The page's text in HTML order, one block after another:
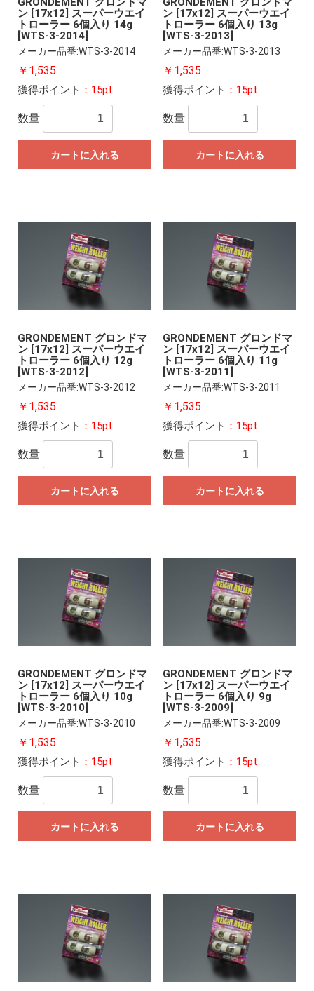
ン [17x12] スーパーウエイ
トローラー 6個入り 14g
[WTS-3-2014]
メーカー品番:WTS-3-2014
￥1,535
獲得ポイント ：15pt
数量
カートに入れる
ン [17x12] スーパーウエイ
トローラー 6個入り 13g
[WTS-3-2013]
メーカー品番:WTS-3-2013
￥1,535
獲得ポイント ：15pt
数量
カートに入れる
GRONDEMENT グロンドマ
ン [17x12] スーパーウエイ
トローラー 6個入り 12g
[WTS-3-2012]
メーカー品番:WTS-3-2012
￥1,535
獲得ポイント ：15pt
数量
カートに入れる
GRONDEMENT グロンドマ
ン [17x12] スーパーウエイ
トローラー 6個入り 11g
[WTS-3-2011]
メーカー品番:WTS-3-2011
￥1,535
獲得ポイント ：15pt
数量
カートに入れる
GRONDEMENT グロンドマ
ン [17x12] スーパーウエイ
トローラー 6個入り 10g
[WTS-3-2010]
メーカー品番:WTS-3-2010
￥1,535
獲得ポイント ：15pt
数量
カートに入れる
GRONDEMENT グロンドマ
ン [17x12] スーパーウエイ
トローラー 6個入り 9g
[WTS-3-2009]
メーカー品番:WTS-3-2009
￥1,535
獲得ポイント ：15pt
数量
カートに入れる